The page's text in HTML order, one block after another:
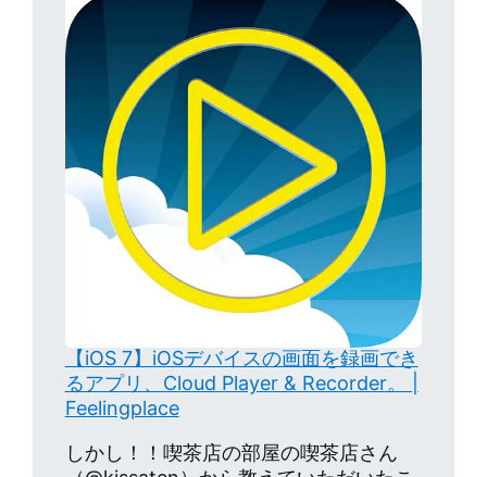
【iOS 7】iOSデバイスの画面を録画でき
るアプリ、Cloud Player & Recorder。 |
Feelingplace
しかし！！喫茶店の部屋の喫茶店さん